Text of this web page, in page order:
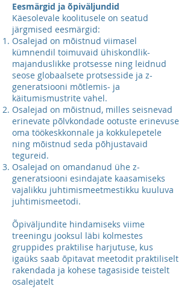
Eesmärgid ja õpiväljundid
Käesolevale koolitusele on seatud
järgmised eesmärgid:
Osalejad on mõistnud viimasel
kümnendil toimuvaid ühiskondlik-
majanduslikke protsesse ning leidnud
seose globaalsete protsesside ja z-
generatsiooni mõtlemis- ja
käitumismustrite vahel.
Osalejad on mõistnud, milles seisnevad
erinevate põlvkondade ootuste erinevuse
oma töökeskkonnale ja kokkulepetele
ning mõistnud seda põhjustavaid
tegureid.
Osalejad on omandanud ühe z-
generatsiooni esindajate kaasamiseks
vajalikku juhtimismeetmestikku kuuluva
juhtimismeetodi.
Õpiväljundite hindamiseks viime
treeningu jooksul läbi kolmestes
gruppides praktilise harjutuse, kus
igaüks saab õpitavat meetodit praktiliselt
rakendada ja kohese tagasiside teistelt
osalejatelt